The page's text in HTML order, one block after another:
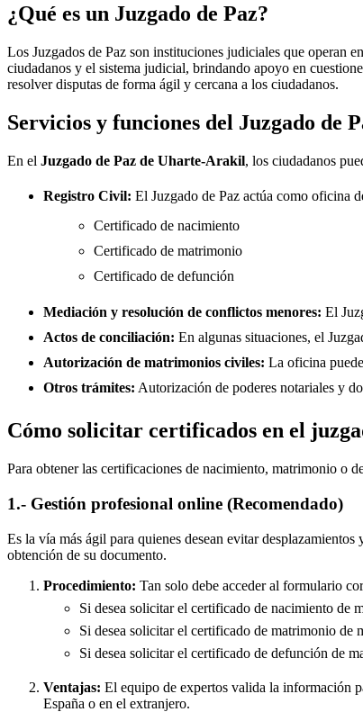
¿Qué es un Juzgado de Paz?
Los Juzgados de Paz son instituciones judiciales que operan
ciudadanos y el sistema judicial, brindando apoyo en
resolver disputas de forma ágil y cercana a los ciudadanos.
Servicios y funciones del Juzgado de
En el Juzgado de Paz de Uharte-Arakil, los ciudadanos
Registro Civil: El Juzgado de Paz actúa como oficina
Certificado de nacimiento
Certificado de matrimonio
Certificado de defunción
Mediación y resolución de conflictos menores: El
Actos de conciliación: En algunas situaciones, el
Autorización de matrimonios civiles: La oficina
Otros trámites: Autorización de poderes notariales y
Cómo solicitar certificados en el
Para obtener las certificaciones de nacimiento, matrimonio o
1.- Gestión profesional online (Recomendado)
Es la vía más ágil para quienes desean evitar
obtención de su documento.
Procedimiento: Tan solo debe acceder al formulario
Si desea solicitar el certificado de nacimiento de
Si desea solicitar el certificado de matrimonio de
Si desea solicitar el certificado de defunción de
Ventajas: El equipo de expertos valida la información
España o en el extranjero.